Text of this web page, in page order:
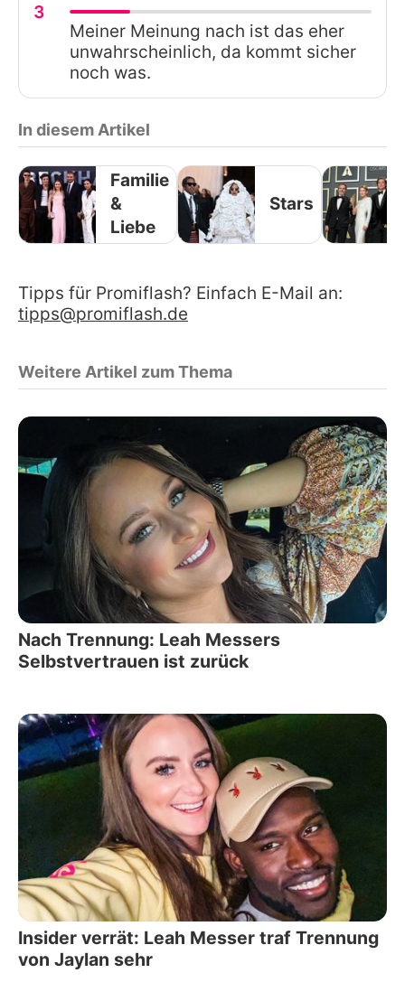
3
Meiner Meinung nach ist das eher
unwahrscheinlich, da kommt sicher
noch was.
In diesem Artikel
Familie
&
Liebe
Stars
Tipps für Promiflash? Einfach E-Mail an:
tipps@promiflash.de
Weitere Artikel zum Thema
Nach Trennung: Leah Messers
Selbstvertrauen ist zurück
Insider verrät: Leah Messer traf Trennung
von Jaylan sehr